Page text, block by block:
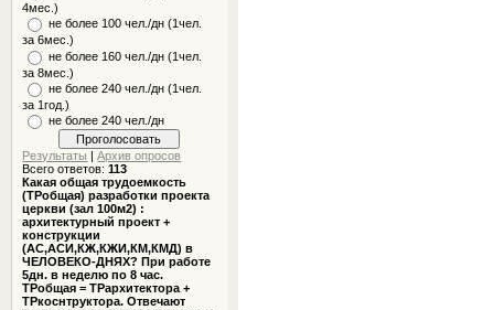
4мес.)
не более 100 чел./дн (1чел.
за 6мес.)
не более 160 чел./дн (1чел.
за 8мес.)
не более 240 чел./дн (1чел.
за 1год.)
не более 240 чел./дн
Результаты |Архив опросов
Всего ответов:113
Какая общая трудоемкость
(ТРобщая) разработки проекта
церкви (зал 100м2) :
архитектурный проект +
конструкции
(АС,АСИ,КЖ,КЖИ,КМ,КМД) в
ЧЕЛОВЕКО-ДНЯХ? При работе
5дн. в неделю по 8 час.
ТРобщая = ТРархитектора +
ТРкоснтруктора. Отвечают